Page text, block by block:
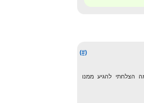
(#)
הצלחתי להגיע ממנו